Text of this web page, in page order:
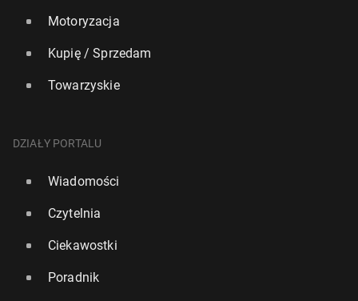
Motoryzacja
Kupię / Sprzedam
Towarzyskie
DZIAŁY PORTALU
Wiadomości
Czytelnia
Ciekawostki
Poradnik